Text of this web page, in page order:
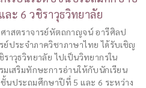
ละ 6 วชิราวุธวิทยาลัย
าสตราจารย์หัตถกาญจน์ อารีศิลป
ย์ประจำภาควิชาภาษาไทย ได้รับเชิญ
ราวุธวิทยาลัย ไปเป็นวิทยากรใน
มเสริมทักษะการอ่านให้กับนักเรียน
นประถมศึกษาปีที่ 5 และ 6 ระหว่าง